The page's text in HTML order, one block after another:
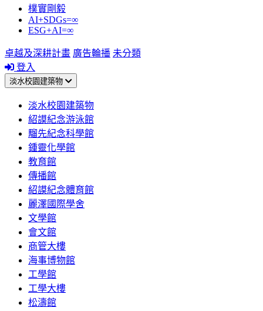
樸實剛毅
AI+SDGs=∞
ESG+AI=∞
卓越及深耕計畫 廣告輪播 未分類
登入
淡水校園建築物
淡水校園建築物
紹謨紀念游泳館
騮先紀念科學館
鍾靈化學館
教育館
傳播館
紹謨紀念體育館
麗澤國際學舍
文學館
會文館
商管大樓
海事博物館
工學館
工學大樓
松濤館